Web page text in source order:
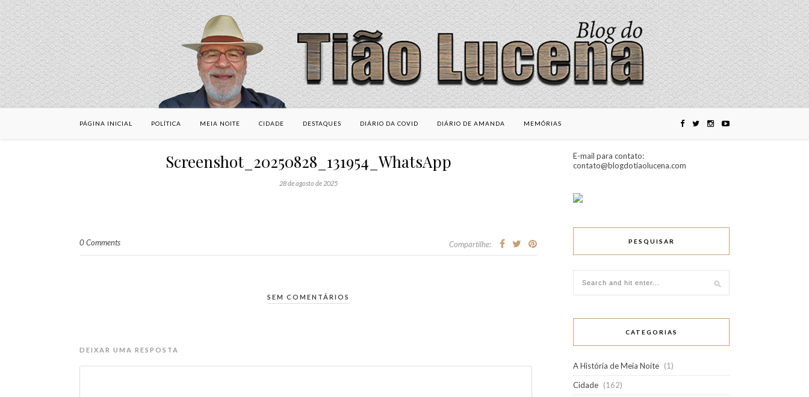
PÁGINA INICIAL POLÍTICA MEIA NOITE CIDADE DESTAQUES DIÁRIO DA COVID DIÁRIO DE AMANDA MEMÓRIAS
Screenshot_20250828_131954_WhatsApp
28 de agosto de 2025
0 Comments Compartilhe:
SEM COMENTÁRIOS
DEIXAR UMA RESPOSTA
E-mail para contato:
contato@blogdotiaolucena.com
PESQUISAR
CATEGORIAS
A História de Meia Noite (1)
Cidade (162)